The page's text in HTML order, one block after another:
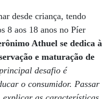
desde criança, tendo
8 aos 18 anos no Píer
Athuel se dedica à
e maturação de
desafio é
o consumidor. Passar